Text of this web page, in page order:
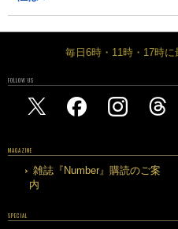
毎日6時・11時・17時
FOLLOW US
MAGAZINE
雑誌『Number』購読のご案
内
SPECIAL